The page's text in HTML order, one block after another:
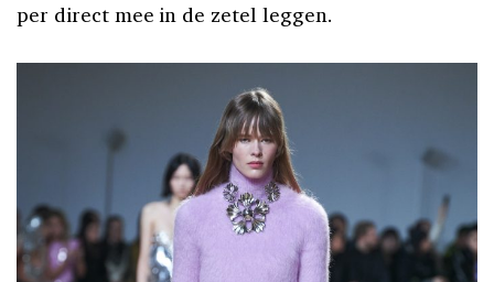
per direct mee in de zetel leggen.